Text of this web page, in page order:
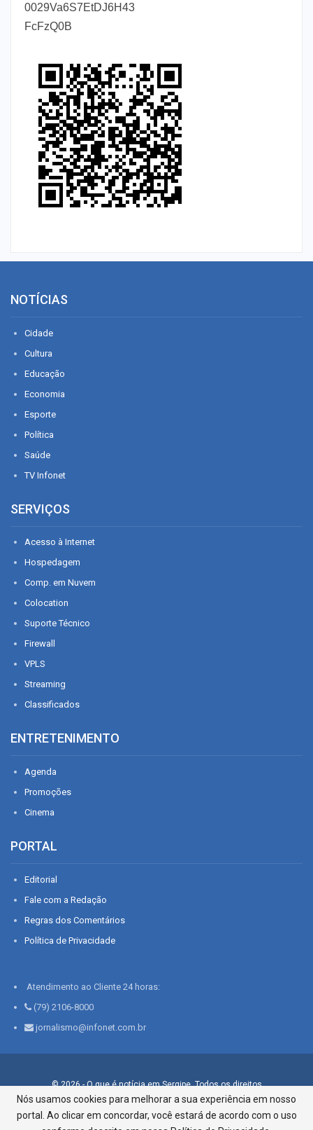
0029Va6S7EtDJ6H43
FcFzQ0B
NOTÍCIAS
Cidade
Cultura
Educação
Economia
Esporte
Política
Saúde
TV Infonet
SERVIÇOS
Acesso à Internet
Hospedagem
Comp. em Nuvem
Colocation
Suporte Técnico
Firewall
VPLS
Streaming
Classificados
ENTRETENIMENTO
Agenda
Promoções
Cinema
PORTAL
Editorial
Fale com a Redação
Regras dos Comentários
Política de Privacidade
Atendimento ao Cliente 24 horas:
(79) 2106-8000
jornalismo@infonet.com.br
© 2026 - O que é notícia em Sergipe. Todos os direitos
reservados.
Infonet - Rua Monsenhor Silveira 276, Bairro São José |
Nós usamos cookies para melhorar a sua experiência em nosso
portal. Ao clicar em concordar, você estará de acordo com o uso